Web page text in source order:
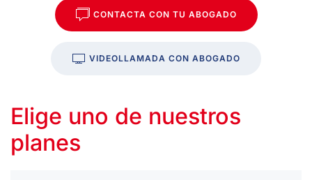
CONTACTA CON TU ABOGADO
VIDEOLLAMADA CON ABOGADO
Elige uno de nuestros
planes